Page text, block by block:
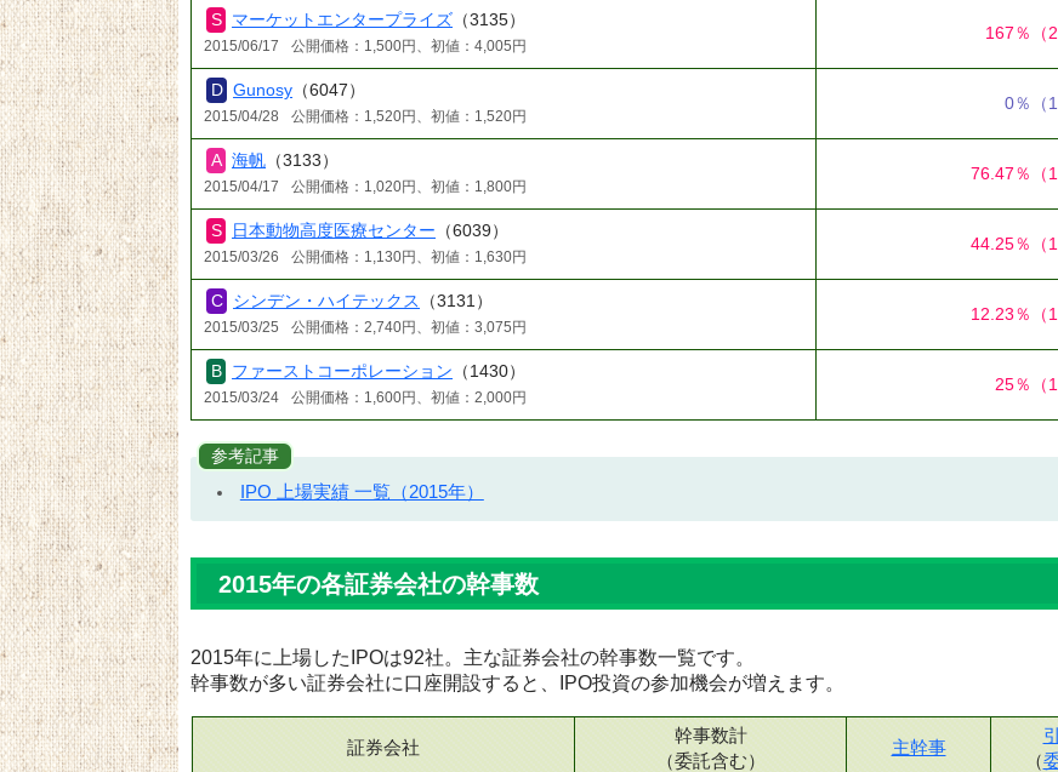
マーケットエンタープライズ （3135）
2015/06/17 公開価格：1,500円、初値：4,005円
167％ （
Gunosy （6047）
2015/04/28 公開価格：1,520円、初値：1,520円
0％ （
海帆 （3133）
2015/04/17 公開価格：1,020円、初値：1,800円
76.47％ （
日本動物高度医療センター （6039）
2015/03/26 公開価格：1,130円、初値：1,630円
44.25％ （
シンデン・ハイテックス （3131）
2015/03/25 公開価格：2,740円、初値：3,075円
12.23％ （
ファーストコーポレーション （1430）
2015/03/24 公開価格：1,600円、初値：2,000円
25％ （
参考記事
IPO 上場実績 一覧（2015年）
2015年の各証券会社の幹事数
2015年に上場したIPOは92社。主な証券会社の幹事数一覧です。
幹事数が多い証券会社に口座開設すると、IPO投資の参加機会が増えます。
証券会社
幹事数計
（委託含む）
主幹事
（